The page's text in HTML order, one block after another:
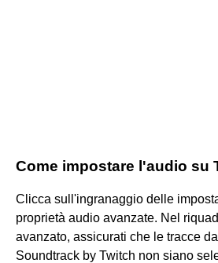
Come impostare l'audio su
Clicca sull'ingranaggio delle
proprietà audio avanzate. Nel
avanzato, assicurati che le tracce
Soundtrack by Twitch non siano